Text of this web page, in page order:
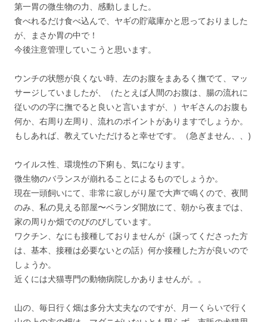
第一胃の微生物の力、感動しました。
食べれるだけ食べ込んで、ヤギの貯蔵庫かと思っておりました
が、まさか胃の中で！
今後注意管理していこうと思います。
ウンチの状態が良くない時、左のお腹をまあるく撫でて、マッ
サージしていましたが、（たとえば人間のお腹は、腸の流れに
従いのの字に撫でると良いと言いますが、）ヤギさんのお腹も
何か、右周り左周り、流れのポイントがありますでしょうか。
もしあれば、教えていただけると幸せです。（急ぎません、、)
ウイルス性、環境性の下痢も、気になります。
微生物のバランスが崩れることによるものでしょうか。
現在一頭飼いにて、非常に寂しがり屋で大声で鳴くので、夜間
のみ、私の見える部屋〜ベランダ開放にて、朝から夜までは、
家の周りか畑でのびのびしています。
ワクチン、なにも接種しておりませんが（譲ってくださった方
は、基本、接種は必要ないとの話）何か接種した方が良いので
しょうか。
近くには犬猫専門の動物病院しかありませんが。。
山の、毎日行く畑は多分大丈夫なのですが、月一くらいで行く